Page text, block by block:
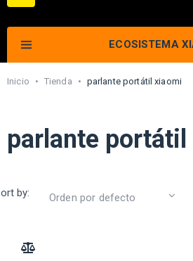
ECOSISTEMA
Inicio • Tienda • parlante portátil xiaomi
parlante
by: